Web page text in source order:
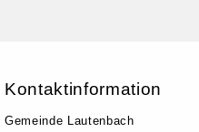
Kontaktinformation
Gemeinde Lautenbach